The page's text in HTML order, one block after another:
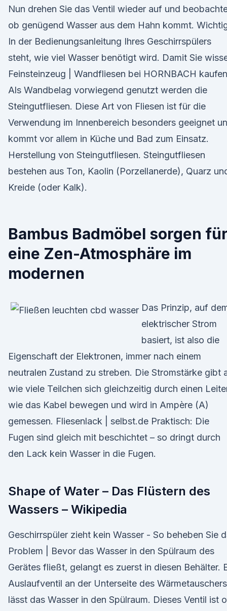
Nun drehen Sie das Ventil wieder auf und
ob genügend Wasser aus dem Hahn kommt.
In der Bedienungsanleitung Ihres Geschirrspülers
steht, wie viel Wasser benötigt wird. Damit Sie
Feinsteinzeug | Wandfliesen bei HORNBACH kaufen
Als Wandbelag vorwiegend genutzt werden die
Steingutfliesen. Diese Art von Fliesen ist für die
Verwendung im Innenbereich besonders geeignet
kommt vor allem in Küche und Bad zum Einsatz.
Herstellung von Steingutfliesen. Steingutfliesen
bestehen aus Ton, Kaolin (Porzellanerde), Quarz
Kreide (oder Kalk).
Bambus Badmöbel sorgen für
eine Zen-Atmosphäre im
modernen
Das Prinzip, auf
elektrischer Strom
basiert, ist also die
Eigenschaft der Elektronen, immer nach einem
neutralen Zustand zu streben. Die Stromstärke gibt
wie viele Teilchen sich gleichzeitig durch einen
wie das Kabel bewegen und wird in Ampère (A)
gemessen. Fliesenlack | selbst.de Praktisch: Die
Fugen sind gleich mit beschichtet – so dringt durch
den Lack kein Wasser in die Fugen.
Shape of Water – Das Flüstern des
Wassers – Wikipedia
Geschirrspüler zieht kein Wasser - So beheben Sie
Problem | Bevor das Wasser in den Spülraum des
Gerätes fließt, gelangt es zuerst in diesen Behälter.
Auslaufventil an der Unterseite des Wärmetauschers
lässt das Wasser in den Spülraum. Dieses Ventil ist